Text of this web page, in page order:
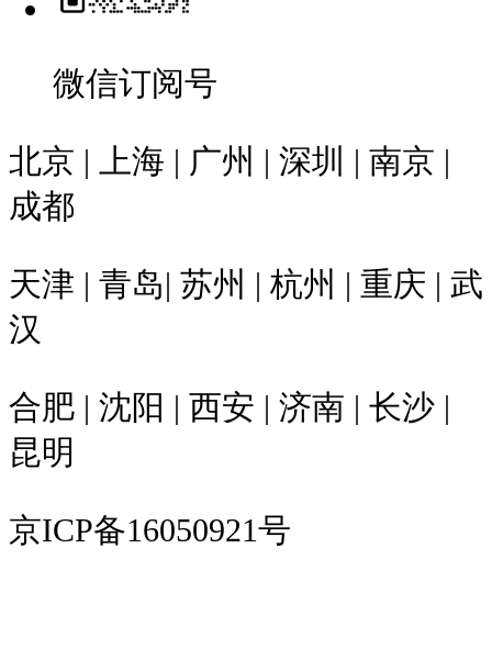
微信订阅号
北京 | 上海 | 广州 | 深圳 | 南京 |
成都
天津 | 青岛| 苏州 | 杭州 | 重庆 | 武
汉
合肥 | 沈阳 | 西安 | 济南 | 长沙 |
昆明
京ICP备16050921号